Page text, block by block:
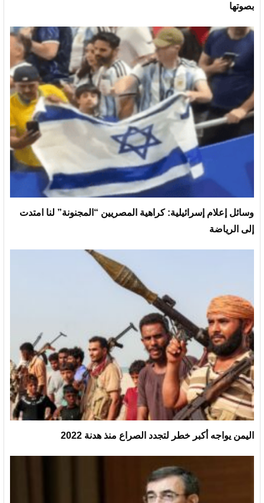
بصوتها
وسائل إعلام إسرائيلية: كراهية المصريين “المجنونة” لنا امتدت
إلى الرياضة
اليمن يواجه أكبر خطر لتجدد الصراع منذ هدنة 2022